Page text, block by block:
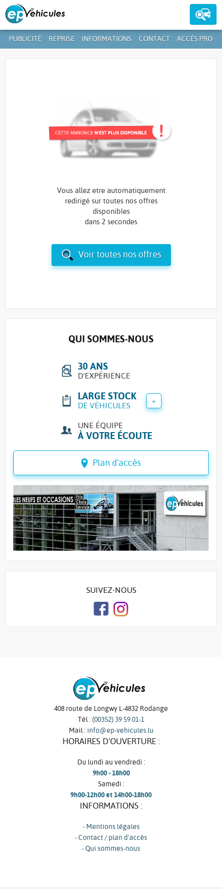
Contactez-nous au
PUBLICITÉ REPRISE INFORMATIONS CONTACT ACCÈS PRO
QUI SOMMES-NOUS
30 ANS
D'EXPÉRIENCE
LARGE STOCK
DE VÉHICULES
+
UNE ÉQUIPE
À VOTRE ÉCOUTE
Plan d'accès
SUIVEZ-NOUS
Vous allez etre automatiquement
redirigé sur toutes nos offres
disponibles
dans 2 secondes
Voir toutes nos offres
408 route de Longwy L-4832 Rodange
Tél : (00352) 39 59 01-1
Mail : info@ep-vehicules.lu
HORAIRES D'OUVERTURE :
Du lundi au vendredi :
9h00 - 18h00
Samedi :
9h00-12h00 et 14h00-18h00
INFORMATIONS :
- Mentions légales
- Contact / plan d'accès
- Qui sommes-nous